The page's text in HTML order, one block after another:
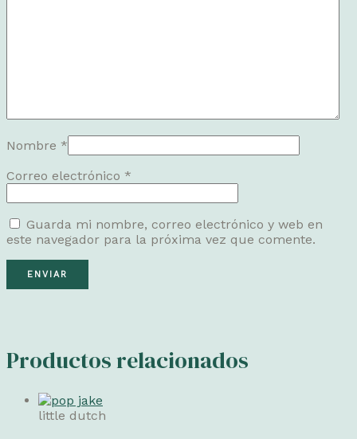
Nombre *
Correo electrónico *
Guarda mi nombre, correo electrónico y web en
este navegador para la próxima vez que comente.
Productos relacionados
little dutch